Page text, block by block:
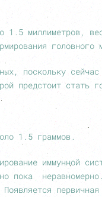
1.5 миллиметров,
головного
поскольку
предстоит стать
1.5 граммов.
иммунной
пока